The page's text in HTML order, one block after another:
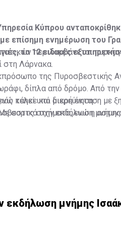
Κύπρου
επίσημη ενημέρωση του
τα 12 ειδικές
περιλαμβάνεται
στη Λάρνακα.
της Πυροσβεστικής
δίπλα από δρόμο. Από την
κάηκε και μικρή έκταση με
οχήματα, ενώ η
τελεί υπό διερεύνηση.
σορτς στην εκδήλωση
εκδήλωση μνήμης